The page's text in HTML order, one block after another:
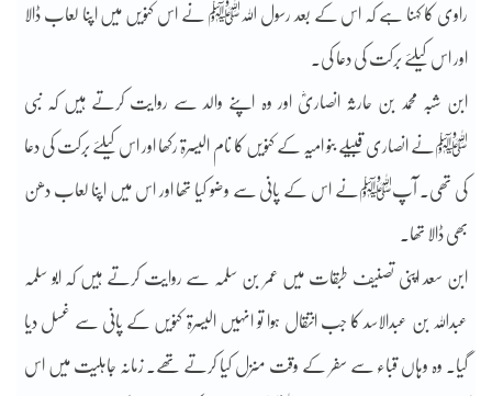
راوی کا کہنا ہے کہ اس کے بعد رسول اللہﷺ نے اس کنویں میں اپنا لعاب ڈالا
اور اس کیلئے برکت کی دعا کی۔
ابن شبہ محمد بن حارثہ انصاریؓ اور وہ اپنے والد سے روایت کرتے ہیں کہ نبی
ﷺنے انصاری قبیلے بنو امیہ کے کنویں کا نام الیسرۃ رکھا اور اس کیلئے برکت کی دعا
کی تھی۔ آپﷺنے اس کے پانی سے وضو کیا تھا اور اس میں اپنا لعاب دھن
بھی ڈالا تھا۔
ابن سعد اپنی تصنیف طبقات میں عمر بن سلمہ سے روایت کرتے ہیں کہ ابو سلمہ
عبداللہ بن عبدالاسد کا جب انتقال ہوا تو انہیں الیسرۃ کنویں کے پانی سے غسل دیا
گیا۔ وہ وہاں قباء سے سفر کے وقت منزل کیا کرتے تھے۔ زمانہ جاہلیت میں اس